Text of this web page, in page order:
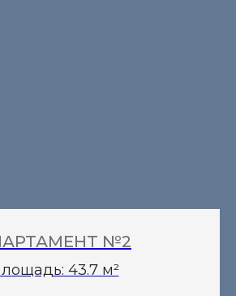
№2
43.7 м²